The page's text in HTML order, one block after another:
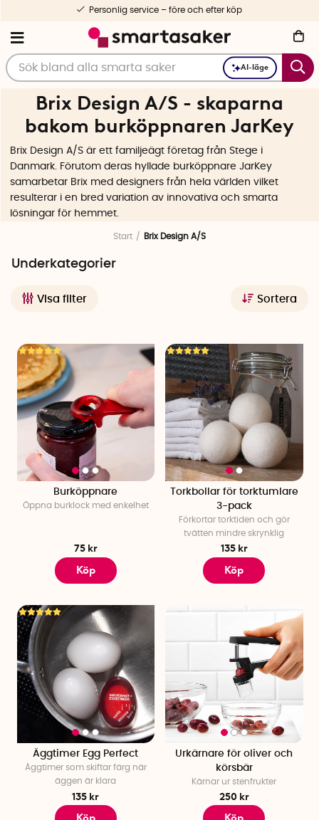
AI-läge
Personlig service – före och efter köp
Brix Design A/S - skaparna
bakom burköppnaren JarKey
Brix Design A/S är ett familjeägt företag från Stege i
Danmark. Förutom deras hyllade burköppnare JarKey
samarbetar Brix med designers från hela världen vilket
resulterar i en bred variation av innovativa och smarta
lösningar för hemmet.
Start Brix Design A/S
Visa filter Sortera
Underkategorier
Burköppnare
Öppna burklock med enkelhet
75 kr
Köp
Torkbollar för torktumlare
3-pack
Förkortar torktiden och gör
tvätten mindre skrynklig
135 kr
Köp
Äggtimer Egg Perfect
Äggtimer som skiftar färg när
äggen är klara
135 kr
Urkärnare för oliver och
körsbär
Kärnar ur stenfrukter
250 kr